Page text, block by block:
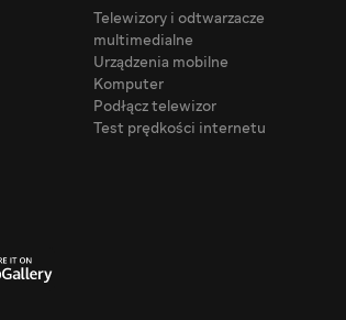
Telewizory i odtwarzacze
multimedialne
Urządzenia mobilne
Komputer
Podłącz telewizor
Test prędkości internetu